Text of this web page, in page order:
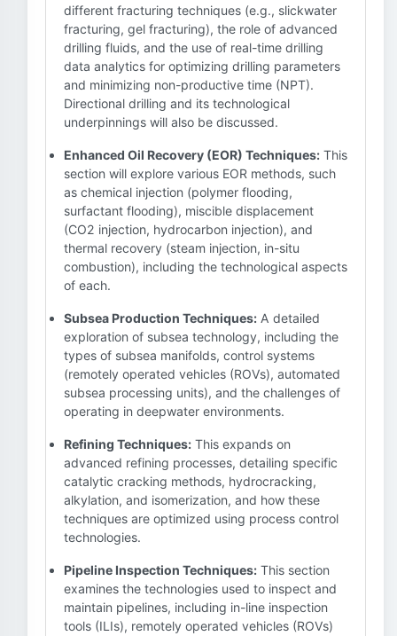
different fracturing techniques (e.g., slickwater
fracturing, gel fracturing), the role of advanced
drilling fluids, and the use of real-time drilling
data analytics for optimizing drilling parameters
and minimizing non-productive time (NPT).
Directional drilling and its technological
underpinnings will also be discussed.
Enhanced Oil Recovery (EOR) Techniques: This
section will explore various EOR methods, such
as chemical injection (polymer flooding,
surfactant flooding), miscible displacement
(CO2 injection, hydrocarbon injection), and
thermal recovery (steam injection, in-situ
combustion), including the technological aspects
of each.
Subsea Production Techniques: A detailed
exploration of subsea technology, including the
types of subsea manifolds, control systems
(remotely operated vehicles (ROVs), automated
subsea processing units), and the challenges of
operating in deepwater environments.
Refining Techniques: This expands on
advanced refining processes, detailing specific
catalytic cracking methods, hydrocracking,
alkylation, and isomerization, and how these
techniques are optimized using process control
technologies.
Pipeline Inspection Techniques: This section
examines the technologies used to inspect and
maintain pipelines, including in-line inspection
tools (ILIs), remotely operated vehicles (ROVs)